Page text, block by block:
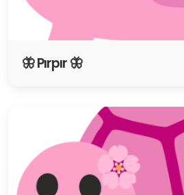
🦋 Pırpır 🦋